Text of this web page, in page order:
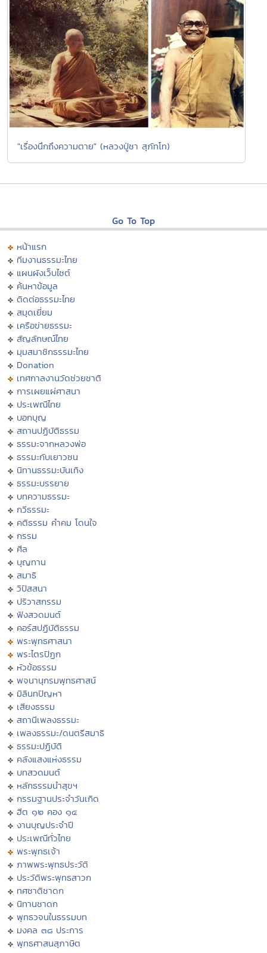
"เรื่องนึกถึงความตาย" (หลวงปู่ชา สุภัทโท)
Go To Top
หน้าแรก
ทีมงานธรรมะไทย
แผนผังเว็บไซต์
ค้นหาข้อมูล
ติดต่อธรรมะไทย
สมุดเยี่ยม
เครือข่ายธรรมะ
สัญลักษณ์ไทย
มุมสมาชิกธรรมะไทย
Donation
เทศกาลงานวัดช่วยชาติ
การเผยแผ่ศาสนา
ประเพณีไทย
บอกบุญ
สถานปฏิบัติธรรม
ธรรมะจากหลวงพ่อ
ธรรมะกับเยาวชน
นิทานธรรมะบันเทิง
ธรรมะบรรยาย
บทความธรรมะ
กวีธรรมะ
คติธรรม คำคม โดนใจ
กรรม
ศีล
บุญทาน
สมาธิ
วิปัสสนา
ปริวาสกรรม
ฟังสวดมนต์
คอร์สปฏิบัติธรรม
พระพุทธศาสนา
พระไตรปิฏก
หัวข้อธรรม
พจนานุกรมพุทธศาสน์
มิลินทปัญหา
เสียงธรรม
สถานีเพลงธรรมะ
เพลงธรรมะ/ดนตรีสมาธิ
ธรรมะปฏิบัติ
คลังแสงแห่งธรรม
บทสวดมนต์
หลักธรรมนำสุขฯ
กรรมฐานประจำวันเกิด
ฮีต ๑๒ คอง ๑๔
งานบุญประจำปี
ประเพณีทั่วไทย
พระพุทธเจ้า
ภาพพระพุทธประวัติ
ประวัติพระพุทธสาวก
ทศชาติชาดก
นิทานชาดก
พุทธวจนในธรรมบท
มงคล ๓๘ ประการ
พุทธศาสนสุภาษิต